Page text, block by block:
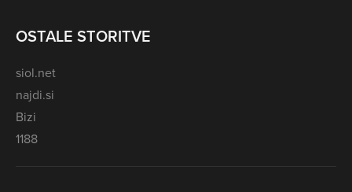
OSTALE STORITVE
siol.net
najdi.si
Bizi
1188